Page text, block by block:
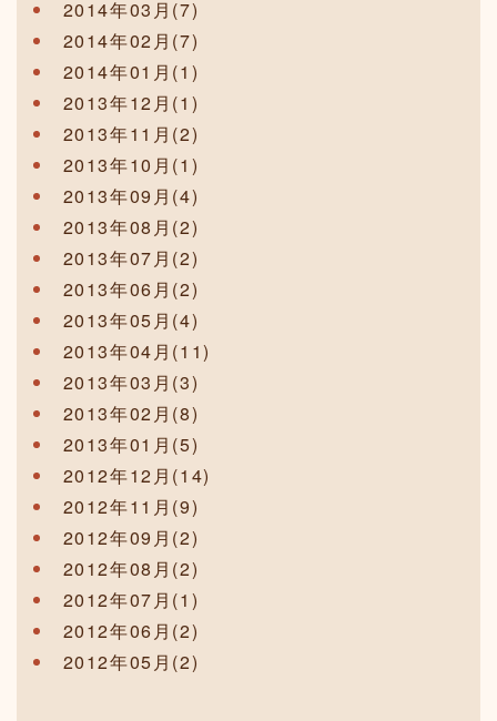
2014年03月(7)
2014年02月(7)
2014年01月(1)
2013年12月(1)
2013年11月(2)
2013年10月(1)
2013年09月(4)
2013年08月(2)
2013年07月(2)
2013年06月(2)
2013年05月(4)
2013年04月(11)
2013年03月(3)
2013年02月(8)
2013年01月(5)
2012年12月(14)
2012年11月(9)
2012年09月(2)
2012年08月(2)
2012年07月(1)
2012年06月(2)
2012年05月(2)